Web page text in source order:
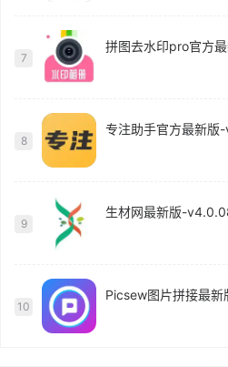
7
拼图去水印pro官方
8
专注助手官方最新版-
9
生材网最新版-
10
Picsew图片拼接最